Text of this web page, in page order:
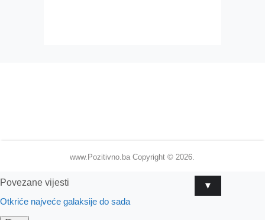
www.Pozitivno.ba Copyright © 2026.
▼
Povezane vijesti
Otkriće najveće galaksije do sada